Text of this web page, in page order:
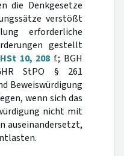
die Denkgesetze
verstößt
erforderliche
gestellt
10, 208 f.; BGH
StPO § 261
Beweiswürdigung
wenn sich das
nicht mit
auseinandersetzt,